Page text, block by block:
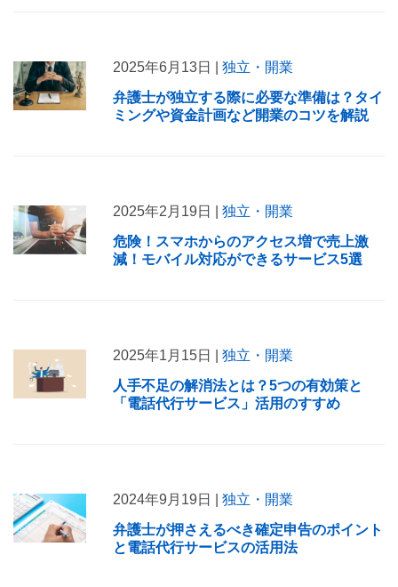
2025年6月13日 | 独立・開業
弁護士が独立する際に必要な準備は？タイ
ミングや資金計画など開業のコツを解説
2025年2月19日 | 独立・開業
危険！スマホからのアクセス増で売上激
減！モバイル対応ができるサービス5選
2025年1月15日 | 独立・開業
人手不足の解消法とは？5つの有効策と
「電話代行サービス」活用のすすめ
2024年9月19日 | 独立・開業
弁護士が押さえるべき確定申告のポイント
と電話代行サービスの活用法